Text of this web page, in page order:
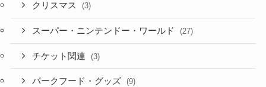
クリスマス (3)
スーパー・ニンテンドー・ワールド (27)
チケット関連 (3)
パークフード・グッズ (9)